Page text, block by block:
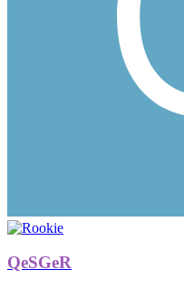
QeSGeR